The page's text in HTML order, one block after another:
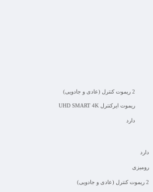
2 ریموت کنترل (عادی و جادویی)
ریموت ایرکنترل UHD SMART 4K
دارد
دارد
رومیزی
2 ریموت کنترل (عادی و جادویی)